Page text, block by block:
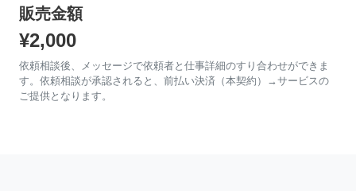
販売金額
¥2,000
依頼相談後、メッセージで依頼者と仕事詳細のすり合わせができま
す。依頼相談が承認されると、前払い決済（本契約）→サービスの
ご提供となります。